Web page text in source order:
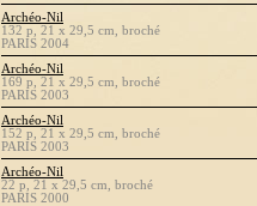
Archéo-Nil
132 p, 21 x 29,5 cm, broché
PARIS 2004
Archéo-Nil
169 p, 21 x 29,5 cm, broché
PARIS 2003
Archéo-Nil
152 p, 21 x 29,5 cm, broché
PARIS 2003
Archéo-Nil
22 p, 21 x 29,5 cm, broché
PARIS 2000